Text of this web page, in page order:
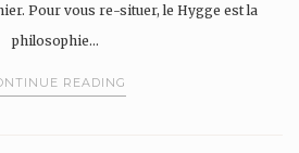
Pour vous re-situer, le Hygge est la
philosophie…
READING